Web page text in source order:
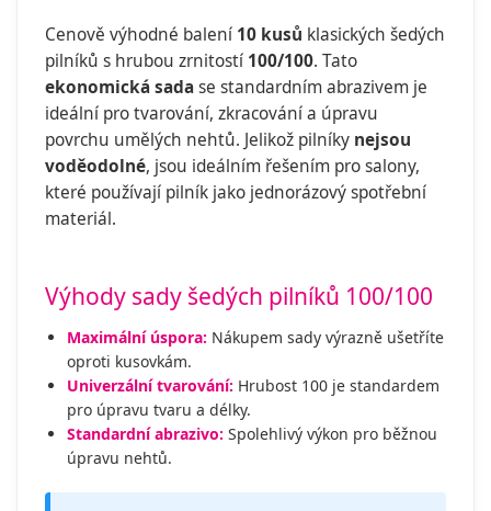
Cenově výhodné balení 10 kusů klasických šedých
pilníků s hrubou zrnitostí 100/100. Tato
ekonomická sadase standardním abrazivem je
ideální pro tvarování, zkracování a úpravu
povrchu umělých nehtů. Jelikož pilníky nejsou
voděodolné, jsou ideálním řešením pro salony,
které používají pilník jako jednorázový spotřební
materiál.
Výhody sady šedých pilníků 100/100
Maximální úspora: Nákupem sady výrazně ušetříte
oproti kusovkám.
Univerzální tvarování: Hrubost 100 je standardem
pro úpravu tvaru a délky.
Standardní abrazivo: Spolehlivý výkon pro běžnou
úpravu nehtů.